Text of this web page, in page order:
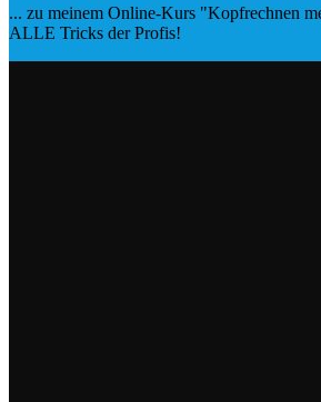
... zu meinem Online-Kurs "Kopfrechnen
ALLE Tricks der Profis!